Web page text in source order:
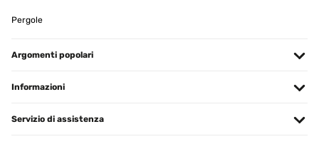
Pergole
Argomenti popolari
Informazioni
Servizio di assistenza